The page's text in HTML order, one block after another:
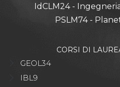
IdCLM24 -
PSLM74 -
CORSI DI
GEOL34
IBL9